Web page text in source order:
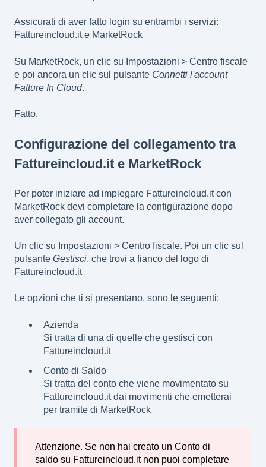
Assicurati di aver fatto login su entrambi i servizi:
Fattureincloud.it e MarketRock
Su MarketRock, un clic su Impostazioni > Centro fiscale
e poi ancora un clic sul pulsante Connetti l'account
Fatture In Cloud.
Fatto.
Configurazione del collegamento tra
Fattureincloud.it e MarketRock
Per poter iniziare ad impiegare Fattureincloud.it con
MarketRock devi completare la configurazione dopo
aver collegato gli account.
Un clic su Impostazioni > Centro fiscale. Poi un clic sul
pulsante Gestisci, che trovi a fianco del logo di
Fattureincloud.it
Le opzioni che ti si presentano, sono le seguenti:
Azienda
Si tratta di una di quelle che gestisci con
Fattureincloud.it
Conto di Saldo
Si tratta del conto che viene movimentato su
Fattureincloud.it dai movimenti che emetterai
per tramite di MarketRock
Attenzione. Se non hai creato un Conto di
saldo su Fattureincloud.it non puoi completare